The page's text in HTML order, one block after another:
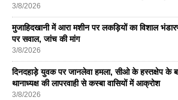
3/8/2026
मुजाहिदखानी में आरा मशीन पर लकड़ियों का विशाल
पर सवाल, जांच की मांग
3/8/2026
दिनदहाड़े युवक पर जानलेवा हमला, सीओ के हस्तक्षेप के
थानाध्यक्ष की लापरवाही से कस्बा वासियों में आक्रोश
3/8/2026